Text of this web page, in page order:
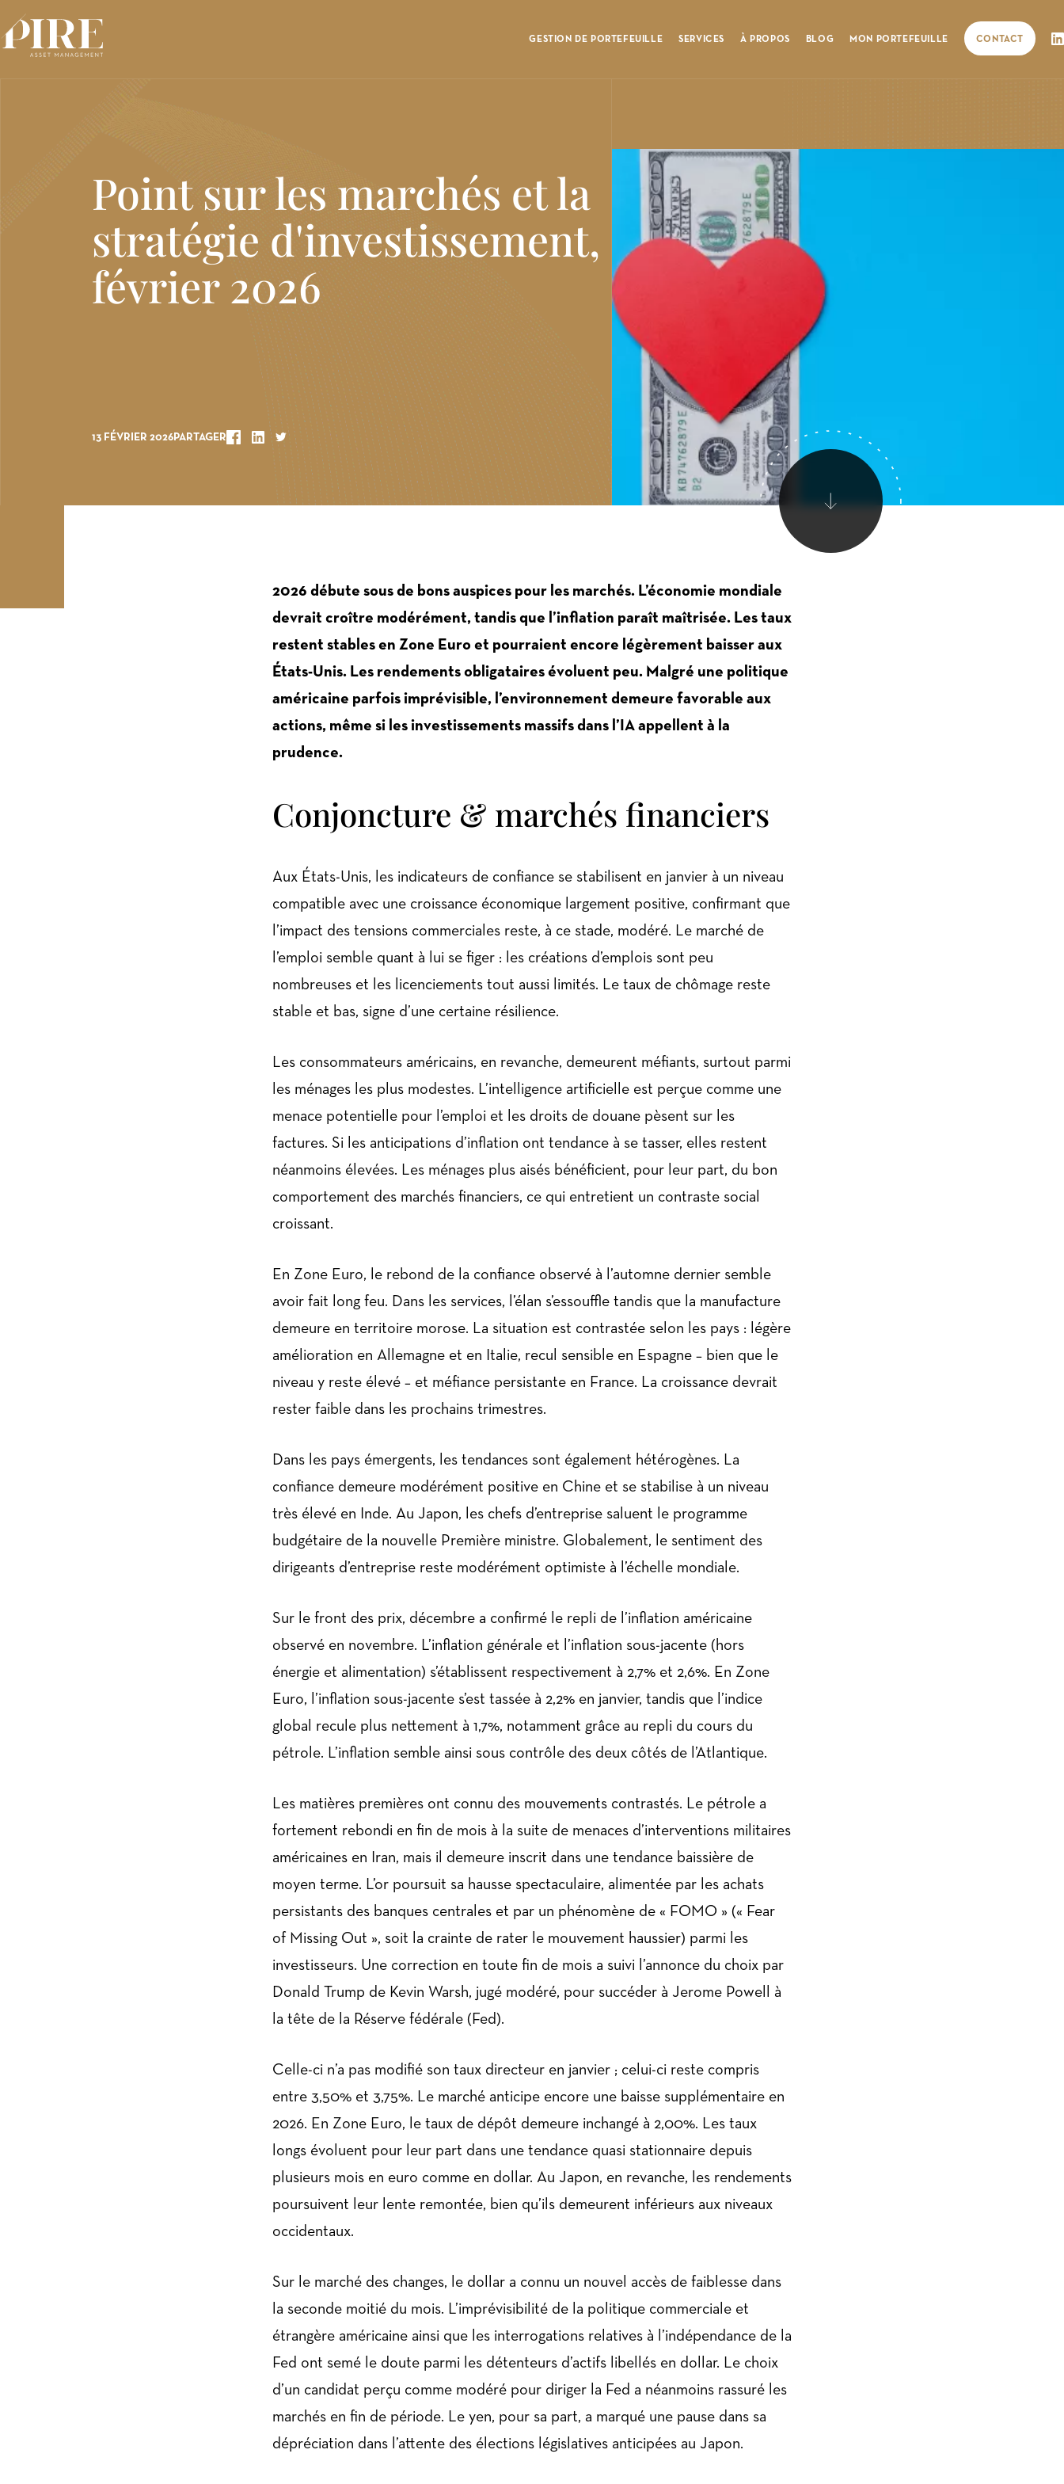
Pire
Navigation
GESTION DE PORTEFEUILLE SERVICES À PROPOS BLOG MON PORTEFEUILLE CONTACT
Point sur les marchés et la
stratégie d'investissement,
février 2026
13 FÉVRIER 2026PARTAGER
FACEBOOK
PARTAGER
LINKEDIN
PARTAGER
TWITTER
PARTAGER
Scroller
vers
2026 débute sous de bons auspices pour les marchés. L’économie mondiale
devrait croître modérément, tandis que l’inflation paraît maîtrisée. Les taux
restent stables en Zone Euro et pourraient encore légèrement baisser aux
États-Unis. Les rendements obligataires évoluent peu. Malgré une politique
américaine parfois imprévisible, l’environnement demeure favorable aux
actions, même si les investissements massifs dans l’IA appellent à la
prudence.
Conjoncture & marchés financiers
Aux États-Unis, les indicateurs de confiance se stabilisent en janvier à un niveau
compatible avec une croissance économique largement positive, confirmant que
l’impact des tensions commerciales reste, à ce stade, modéré. Le marché de
l’emploi semble quant à lui se figer : les créations d’emplois sont peu
nombreuses et les licenciements tout aussi limités. Le taux de chômage reste
stable et bas, signe d’une certaine résilience.
Les consommateurs américains, en revanche, demeurent méfiants, surtout parmi
les ménages les plus modestes. L’intelligence artificielle est perçue comme une
menace potentielle pour l’emploi et les droits de douane pèsent sur les
factures. Si les anticipations d’inflation ont tendance à se tasser, elles restent
néanmoins élevées. Les ménages plus aisés bénéficient, pour leur part, du bon
comportement des marchés financiers, ce qui entretient un contraste social
croissant.
En Zone Euro, le rebond de la confiance observé à l’automne dernier semble
avoir fait long feu. Dans les services, l’élan s’essouffle tandis que la manufacture
demeure en territoire morose. La situation est contrastée selon les pays : légère
amélioration en Allemagne et en Italie, recul sensible en Espagne – bien que le
niveau y reste élevé – et méfiance persistante en France. La croissance devrait
rester faible dans les prochains trimestres.
Dans les pays émergents, les tendances sont également hétérogènes. La
confiance demeure modérément positive en Chine et se stabilise à un niveau
très élevé en Inde. Au Japon, les chefs d’entreprise saluent le programme
budgétaire de la nouvelle Première ministre. Globalement, le sentiment des
dirigeants d’entreprise reste modérément optimiste à l’échelle mondiale.
Sur le front des prix, décembre a confirmé le repli de l’inflation américaine
observé en novembre. L’inflation générale et l’inflation sous-jacente (hors
énergie et alimentation) s’établissent respectivement à 2,7% et 2,6%. En Zone
Euro, l’inflation sous-jacente s’est tassée à 2,2% en janvier, tandis que l’indice
global recule plus nettement à 1,7%, notamment grâce au repli du cours du
pétrole. L’inflation semble ainsi sous contrôle des deux côtés de l’Atlantique.
Les matières premières ont connu des mouvements contrastés. Le pétrole a
fortement rebondi en fin de mois à la suite de menaces d’interventions militaires
américaines en Iran, mais il demeure inscrit dans une tendance baissière de
moyen terme. L’or poursuit sa hausse spectaculaire, alimentée par les achats
persistants des banques centrales et par un phénomène de « FOMO » (« Fear
of Missing Out », soit la crainte de rater le mouvement haussier) parmi les
investisseurs. Une correction en toute fin de mois a suivi l’annonce du choix par
Donald Trump de Kevin Warsh, jugé modéré, pour succéder à Jerome Powell à
la tête de la Réserve fédérale (Fed).
Celle-ci n’a pas modifié son taux directeur en janvier ; celui-ci reste compris
entre 3,50% et 3,75%. Le marché anticipe encore une baisse supplémentaire en
2026. En Zone Euro, le taux de dépôt demeure inchangé à 2,00%. Les taux
longs évoluent pour leur part dans une tendance quasi stationnaire depuis
plusieurs mois en euro comme en dollar. Au Japon, en revanche, les rendements
poursuivent leur lente remontée, bien qu’ils demeurent inférieurs aux niveaux
occidentaux.
Sur le marché des changes, le dollar a connu un nouvel accès de faiblesse dans
la seconde moitié du mois. L’imprévisibilité de la politique commerciale et
étrangère américaine ainsi que les interrogations relatives à l’indépendance de la
Fed ont semé le doute parmi les détenteurs d’actifs libellés en dollar. Le choix
d’un candidat perçu comme modéré pour diriger la Fed a néanmoins rassuré les
marchés en fin de période. Le yen, pour sa part, a marqué une pause dans sa
dépréciation dans l’attente des élections législatives anticipées au Japon.